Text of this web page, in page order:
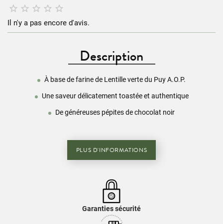
    
Il n'y a pas encore d'avis.
Description
À base de farine de Lentille verte du Puy A.O.P.
Une saveur délicatement toastée et authentique
De généreuses pépites de chocolat noir
PLUS D'INFORMATIONS
Garanties sécurité